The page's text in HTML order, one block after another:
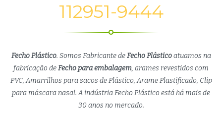
112951-9444
Fecho Plástico. Somos Fabricante deFecho Plásticoatuamos na
fabricação deFecho para embalagem, arames revestidos com
PVC, Amarrilhos para sacos de Plástico, Arame Plastificado, Clip
para máscara nasal. A indústria Fecho Plástico está há mais de
30 anos no mercado.